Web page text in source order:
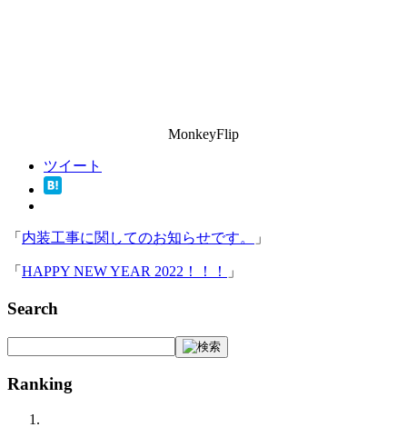
MonkeyFlip
ツイート
「 内装工事に関してのお知らせです。 」
「 HAPPY NEW YEAR 2022！！！ 」
Search
Ranking